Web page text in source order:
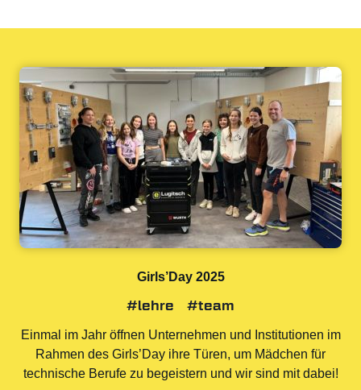
Girls’Day 2025
#lehre #team
Einmal im Jahr öffnen Unternehmen und Institutionen im
Rahmen des Girls’Day ihre Türen, um Mädchen für
technische Berufe zu begeistern und wir sind mit dabei!